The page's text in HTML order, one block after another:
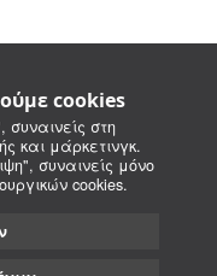
cookies
συναινείς στη
και μάρκετινγκ.
συναινείς μόνο
cookies.